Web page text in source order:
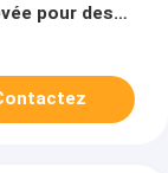
pour des